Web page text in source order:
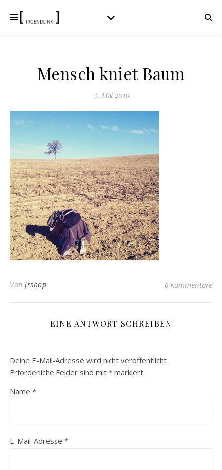
Mensch kniet Baum
3. Mai 2019
Von jrshop 0 Kommentare
EINE ANTWORT SCHREIBEN
Deine E-Mail-Adresse wird nicht veröffentlicht.
Erforderliche Felder sind mit * markiert
Name *
E-Mail-Adresse *